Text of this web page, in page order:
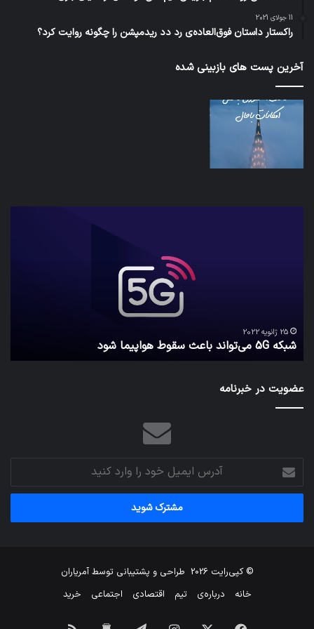
11 جولای 2021
راکستار داستان فوق‌العاده‌ی رد دد ریدمپشن را چگونه روایت کرد؟
آخرین پست های بازبینی شده
25 ژانویه 2022
شبکه 5G می‌تواند باعث سقوط هواپیما شود
عضویت در خبرنامه
آدرس
ایمیل
خود
وارد
© کپی‌رایت 2026 طراحی و پشتیبانی توسطآمریاران
خانه
درباره‌ی تیم اقتصادی اجتماعی خرید